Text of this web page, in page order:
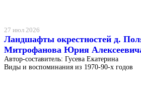
27 июл 2026
Ландшафты окрестностей д.
Митрофанова Юрия
Автор-составитель: Гусева Екатерина
Виды и воспоминания из 1970-90-х годов